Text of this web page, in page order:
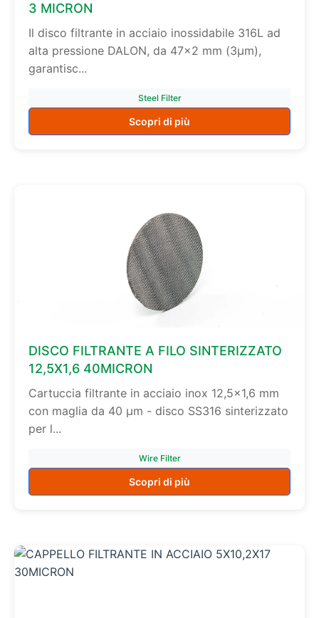
3 MICRON
Il disco filtrante in acciaio inossidabile 316L ad
alta pressione DALON, da 47×2 mm (3µm),
garantisc...
Steel Filter
Scopri di più
DISCO FILTRANTE A FILO SINTERIZZATO
12,5X1,6 40MICRON
Cartuccia filtrante in acciaio inox 12,5×1,6 mm
con maglia da 40 µm - disco SS316 sinterizzato
per l...
Wire Filter
Scopri di più